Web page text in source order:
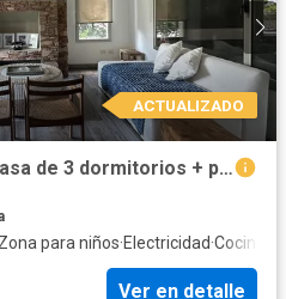
ACTUALIZADO
Alquiler temporario de casa de 3 dormitorios + playroom/escritorio/4to dormitorio en Las Liebres
Zona para niños·Electricidad·Cocina
Ver en detalle